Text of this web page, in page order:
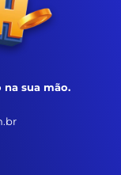
sua mão.